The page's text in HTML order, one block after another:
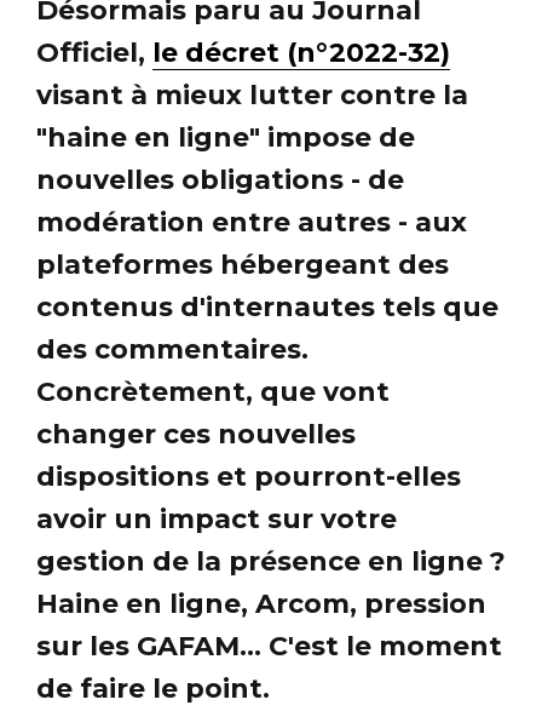
Désormais paru au Journal
Officiel, le décret (n°2022-32)
visant à mieux lutter contre la
"haine en ligne" impose de
nouvelles obligations - de
modération entre autres - aux
plateformes hébergeant des
contenus d'internautes tels que
des commentaires.
Concrètement, que vont
changer ces nouvelles
dispositions et pourront-elles
avoir un impact sur votre
gestion de la présence en ligne ?
Haine en ligne, Arcom, pression
sur les GAFAM... C'est le moment
de faire le point.